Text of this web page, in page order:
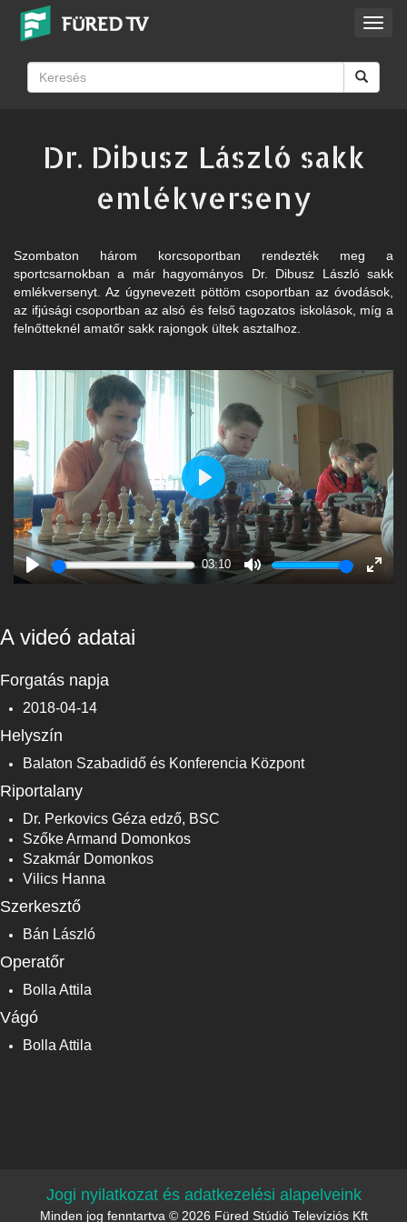
Dr. Dibusz László sakk
emlékverseny
Szombaton három korcsoportban rendezték meg a
sportcsarnokban a már hagyományos Dr. Dibusz László sakk
emlékversenyt. Az úgynevezett pöttöm csoportban az óvodások,
az ifjúsági csoportban az alsó és felső tagozatos iskolások, míg a
felnőtteknél amatőr sakk rajongok ültek asztalhoz.
03:10
Mute
Play
A videó adatai
Forgatás napja
2018-04-14
Helyszín
Balaton Szabadidő és Konferencia Központ
Riportalany
Dr. Perkovics Géza edző, BSC
Szőke Armand Domonkos
Szakmár Domonkos
Vilics Hanna
Szerkesztő
Bán László
Operatőr
Bolla Attila
Vágó
Bolla Attila
Jogi nyilatkozat és adatkezelési alapelveink
Minden jog fenntartva © 2026 Füred Stúdió Televíziós Kft